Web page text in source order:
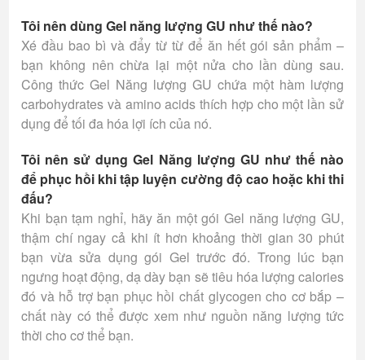
Tôi nên dùng Gel năng lượng GU như thế nào?
Xé đầu bao bì và đẩy từ từ để ăn hết gói sản phẩm –
bạn không nên chừa lại một nửa cho lần dùng sau.
Công thức Gel Năng lượng GU chứa một hàm lượng
carbohydrates và amino acids thích hợp cho một lần sử
dụng để tối đa hóa lợi ích của nó.
Tôi nên sử dụng Gel Năng lượng GU như thế nào
để phục hồi khi tập luyện cường độ cao hoặc khi thi
đấu?
Khi bạn tạm nghỉ, hãy ăn một gói Gel năng lượng GU,
thậm chí ngay cả khi ít hơn khoảng thời gian 30 phút
bạn vừa sửa dụng gói Gel trước đó. Trong lúc bạn
ngưng hoạt động, dạ dày bạn sẽ tiêu hóa lượng calories
đó và hỗ trợ bạn phục hồi chất glycogen cho cơ bắp –
chất này có thể được xem như nguồn năng lượng tức
thời cho cơ thể bạn.